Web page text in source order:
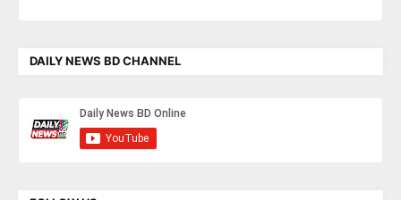
DAILY NEWS BD CHANNEL